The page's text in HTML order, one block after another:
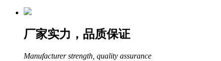
厂家实力，品质保证
Manufacturer strength, quality assurance